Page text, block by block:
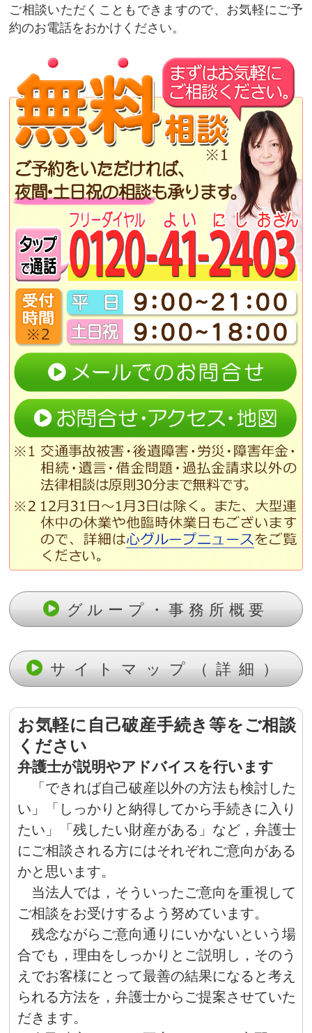
ご相談いただくこともできますので、お気軽にご予
約のお電話をおかけください。
グループ・事務所概要
サイトマップ（詳細）
お気軽に自己破産手続き等をご相談
ください
弁護士が説明やアドバイスを行います
「できれば自己破産以外の方法も検討した
い」「しっかりと納得してから手続きに入り
たい」「残したい財産がある」など，弁護士
にご相談される方にはそれぞれご意向がある
かと思います。
当法人では，そういったご意向を重視して
ご相談をお受けするよう努めています。
残念ながらご意向通りにいかないという場
合でも，理由をしっかりとご説明し，そのう
えでお客様にとって最善の結果になると考え
られる方法を，弁護士からご提案させていた
だきます。